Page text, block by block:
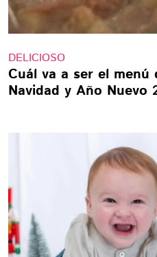
DELICIOSO
Cuál va a ser el menú
Navidad y Año Nuevo